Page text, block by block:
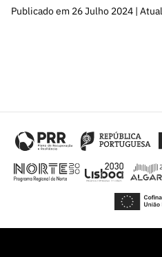
Publicado em 26 Julho 2024 |